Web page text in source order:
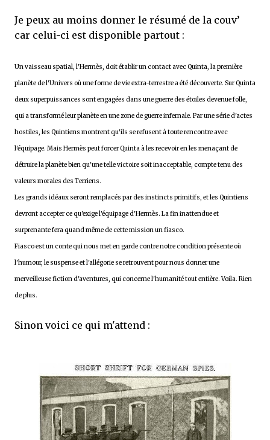
Je peux au moins donner le résumé de la couv’
car celui-ci est disponible partout :
Un vaisseau spatial, l'Hermès, doit établir un contact avec Quinta, la première
planète de l'Univers où une forme de vie extra-terrestre a été découverte. Sur Quinta
deux superpuissances sont engagées dans une guerre des étoiles devenue folle,
qui a transformé leur planète en une zone de guerre infernale. Par une série d'actes
hostiles, les Quintiens montrent qu'ils se refusent à toute rencontre avec
l'équipage. Mais Hermès peut forcer Quinta à les recevoir en les menaçant de
détruire la planète bien qu'une telle victoire soit inacceptable, compte tenu des
valeurs morales des Terriens.
Les grands idéaux seront remplacés par des instincts primitifs, et les Quintiens
devront accepter ce qu'exige l'équipage d'Hermès. La fin inattendue et
surprenante fera quand même de cette mission un fiasco.
Fiasco est un conte qui nous met en garde contre notre condition présente où
l'humour, le suspense et l'allégorie se retrouvent pour nous donner une
merveilleuse fiction d'aventures, qui concerne l'humanité tout entière. Voila. Rien
de plus.
Sinon voici ce qui m'attend :